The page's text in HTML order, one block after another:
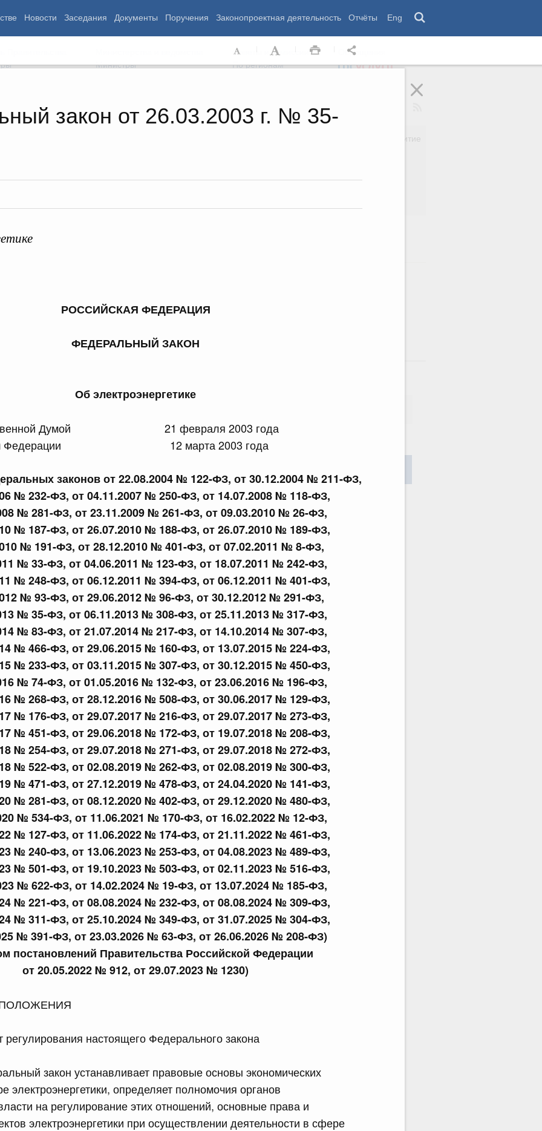
Новости Заседания Документы Поручения Законопроектная деятельность Отчёты Eng
закон от 26.03.2003 г. № 35-
РОССИЙСКАЯ ФЕДЕРАЦИЯ
ФЕДЕРАЛЬНЫЙ ЗАКОН
Об электроэнергетике
Думой 21 февраля 2003 года
Федерации 12 марта 2003 года
законов от 22.08.2004 № 122-ФЗ, от 30.12.2004 № 211-ФЗ,
№ 232-ФЗ, от 04.11.2007 № 250-ФЗ, от 14.07.2008 № 118-ФЗ,
№ 281-ФЗ, от 23.11.2009 № 261-ФЗ, от 09.03.2010 № 26-ФЗ,
№ 187-ФЗ, от 26.07.2010 № 188-ФЗ, от 26.07.2010 № 189-ФЗ,
№ 191-ФЗ, от 28.12.2010 № 401-ФЗ, от 07.02.2011 № 8-ФЗ,
№ 33-ФЗ, от 04.06.2011 № 123-ФЗ, от 18.07.2011 № 242-ФЗ,
№ 248-ФЗ, от 06.12.2011 № 394-ФЗ, от 06.12.2011 № 401-ФЗ,
№ 93-ФЗ, от 29.06.2012 № 96-ФЗ, от 30.12.2012 № 291-ФЗ,
№ 35-ФЗ, от 06.11.2013 № 308-ФЗ, от 25.11.2013 № 317-ФЗ,
№ 83-ФЗ, от 21.07.2014 № 217-ФЗ, от 14.10.2014 № 307-ФЗ,
№ 466-ФЗ, от 29.06.2015 № 160-ФЗ, от 13.07.2015 № 224-ФЗ,
№ 233-ФЗ, от 03.11.2015 № 307-ФЗ, от 30.12.2015 № 450-ФЗ,
№ 74-ФЗ, от 01.05.2016 № 132-ФЗ, от 23.06.2016 № 196-ФЗ,
№ 268-ФЗ, от 28.12.2016 № 508-ФЗ, от 30.06.2017 № 129-ФЗ,
№ 176-ФЗ, от 29.07.2017 № 216-ФЗ, от 29.07.2017 № 273-ФЗ,
№ 451-ФЗ, от 29.06.2018 № 172-ФЗ, от 19.07.2018 № 208-ФЗ,
№ 254-ФЗ, от 29.07.2018 № 271-ФЗ, от 29.07.2018 № 272-ФЗ,
№ 522-ФЗ, от 02.08.2019 № 262-ФЗ, от 02.08.2019 № 300-ФЗ,
№ 471-ФЗ, от 27.12.2019 № 478-ФЗ, от 24.04.2020 № 141-ФЗ,
№ 281-ФЗ, от 08.12.2020 № 402-ФЗ, от 29.12.2020 № 480-ФЗ,
№ 534-ФЗ, от 11.06.2021 № 170-ФЗ, от 16.02.2022 № 12-ФЗ,
№ 127-ФЗ, от 11.06.2022 № 174-ФЗ, от 21.11.2022 № 461-ФЗ,
№ 240-ФЗ, от 13.06.2023 № 253-ФЗ, от 04.08.2023 № 489-ФЗ,
№ 501-ФЗ, от 19.10.2023 № 503-ФЗ, от 02.11.2023 № 516-ФЗ,
№ 622-ФЗ, от 14.02.2024 № 19-ФЗ, от 13.07.2024 № 185-ФЗ,
№ 221-ФЗ, от 08.08.2024 № 232-ФЗ, от 08.08.2024 № 309-ФЗ,
№ 311-ФЗ, от 25.10.2024 № 349-ФЗ, от 31.07.2025 № 304-ФЗ,
№ 391-ФЗ, от 23.03.2026 № 63-ФЗ, от 26.06.2026 № 208-ФЗ)
постановлений Правительства Российской Федерации
от 20.05.2022 № 912, от 29.07.2023 № 1230)
ПОЛОЖЕНИЯ
регулирования настоящего Федерального закона
закон устанавливает правовые основы экономических
электроэнергетики, определяет полномочия органов
на регулирование этих отношений, основные права и
электроэнергетики при осуществлении деятельности в сфере
Министры
Советы и комиссии
По регионам
Обращения
Региональное развитие
к ним Поиск по всем документам
Дата подписания
июля, пятница
Федерации от 24.07.2026 г. № 933
процентной ставки размещения средств резерва
Российской Федерации по обязательному
июля, четверг
Федерации от 23.07.2026 г. № 927
изменений в Соглашение о единых принципах и
(изделий медицинского назначения и медицинской
союза от 23 декабря 2014 года
Федерации от 23.07.2026 г. № 926
Правительством Российской Федерации и
трудовой деятельности граждан одного
Федерации от 23.07.2026 г. № 928
Российской Федерации от 20 июля 2011 г.
Федерации от 23.07.2026 г. № 929
Российской Федерации от 24 декабря 2021
22 июля, среда
Федерации от 22.07.2026 г. № 921
Федерации от 22.07.2026 г. № 924
Российской Федерации от 28 марта 2026 г.